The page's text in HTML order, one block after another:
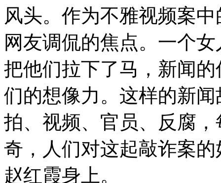
风头。作为不雅视频案
网友调侃的焦点。一个
把他们拉下了马，新闻
们的想像力。这样的新
拍、视频、官员、反腐
奇，人们对这起敲诈案
赵红霞身上。